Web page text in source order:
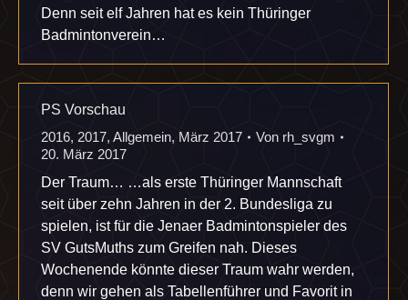
Denn seit elf Jahren hat es kein Thüringer
Badmintonverein…
PS Vorschau
2016, 2017, Allgemein, März 2017 Von rh_svgm
20. März 2017
Der Traum… …als erste Thüringer Mannschaft
seit über zehn Jahren in der 2. Bundesliga zu
spielen, ist für die Jenaer Badmintonspieler des
SV GutsMuths zum Greifen nah. Dieses
Wochenende könnte dieser Traum wahr werden,
denn wir gehen als Tabellenführer und Favorit in